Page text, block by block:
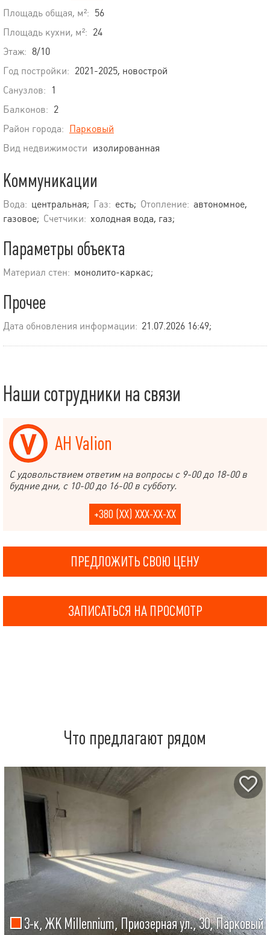
Площадь общая, м²: 56
Площадь кухни, м²: 24
Этаж: 8/10
Год постройки: 2021-2025, новострой
Санузлов:
1
Балконов: 2
Район города: Парковый
Вид недвижимости изолированная
Коммуникации
Вода: центральная; Газ: есть; Отопление: автономное,
газовое; Счетчики: холодная вода, газ;
Параметры объекта
Материал стен: монолито-каркас;
Прочее
Дата обновления информации: 21.07.2026 16:49;
Наши сотрудники на связи
АН Valion
С удовольствием ответим на вопросы с 9-00 до 18-00 в
будние дни, с 10-00 до 16-00 в субботу.
+380 (XX) XXX-XX-XX
ПРЕДЛОЖИТЬ СВОЮ ЦЕНУ
ЗАПИСАТЬСЯ НА ПРОСМОТР
Что предлагают рядом
3-к, ЖК Millennium, Приозерная ул., 30, Парковый